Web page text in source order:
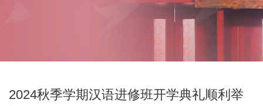
2024秋季学期汉语进修班开学典礼顺利举